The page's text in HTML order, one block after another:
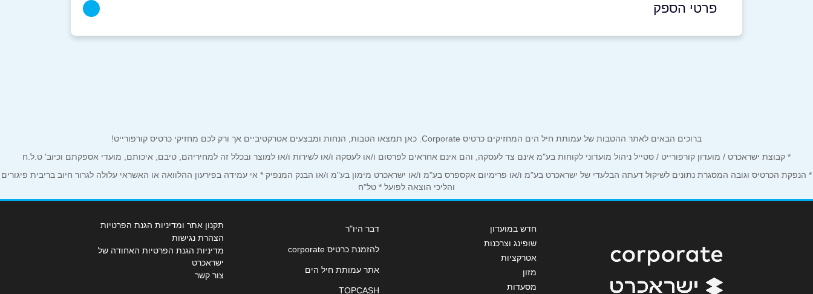
פרטי הספק
ברוכים הבאים לאתר ההטבות של עמותת חיל הים המחזיקים כרטיס Corporate. כאן תמצאו הטבות, הנחות ומבצעים אטרקטיביים אך ורק לכם מחזיקי כרטיס קורפורייט!
* קבוצת ישראכרט / מועדון קורפורייט / סטייל ניהול מועדוני לקוחות בע"מ אינם צד לעסקה, והם אינם אחראים לפרסום ו/או לעסקה ו/או לשירות ו/או למוצר ובכלל זה למחיריהם, טיבם, איכותם, מועדי אספקתם וכיוב' ט.ל.ח
* הנפקת הכרטיס וגובה המסגרת נתונים לשיקול דעתה הבלעדי של ישראכרט בע"מ ו/או פרימיום אקספרס בע"מ ו/או ישראכרט מימון בע"מ ו/או הבנק המנפיק * אי עמידה בפירעון ההלוואה או האשראי עלולה לגרור חיוב בריבית פיגורים
והליכי הוצאה לפועל * טל"ח
חדש במועדון
שופינג וצרכנות
אטרקציות
מזון
מסעדות
דבר היו"ר
להזמנת כרטיס corporate
אתר עמותת חיל הים
TOPCASH
תקנון אתר ומדיניות הגנת הפרטיות
הצהרת נגישות
מדיניות הגנת הפרטיות האחודה של
ישראכרט
צור קשר